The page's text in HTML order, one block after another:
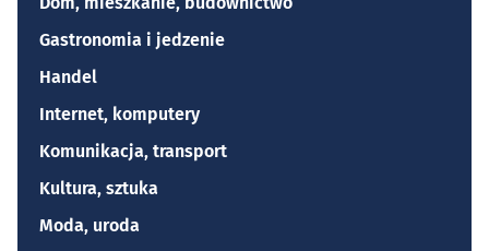
Gastronomia i jedzenie
Handel
Internet, komputery
Komunikacja, transport
Kultura, sztuka
Moda, uroda